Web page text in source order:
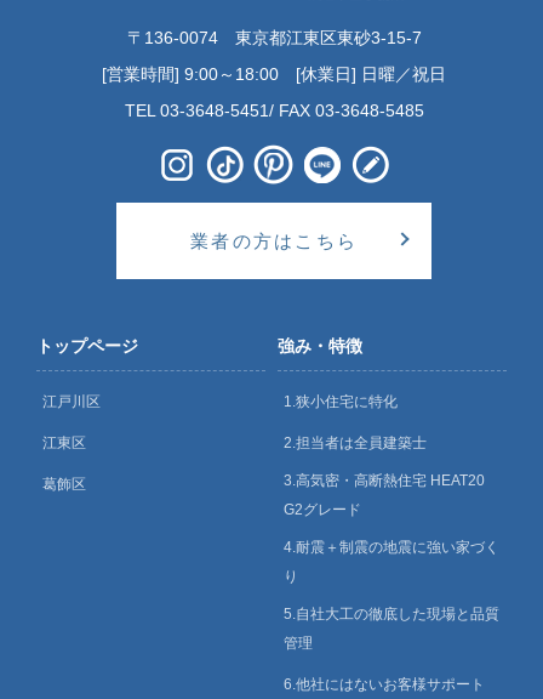
〒136-0074 東京都江東区東砂3-15-7
[営業時間] 9:00～18:00 [休業日] 日曜／祝日
TEL 03-3648-5451/ FAX 03-3648-5485
業者の方はこちら
トップページ
江戸川区
江東区
葛飾区
強み・特徴
1.狭小住宅に特化
2.担当者は全員建築士
3.高気密・高断熱住宅 HEAT20
G2グレード
4.耐震＋制震の地震に強い家づく
り
5.自社大工の徹底した現場と品質
管理
6.他社にはないお客様サポート